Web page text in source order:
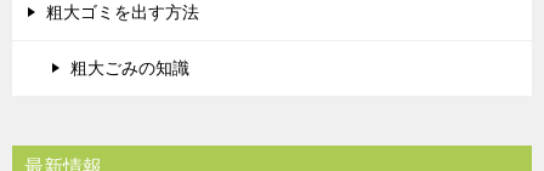
粗大ゴミを出す方法
粗大ごみの知識
最新情報